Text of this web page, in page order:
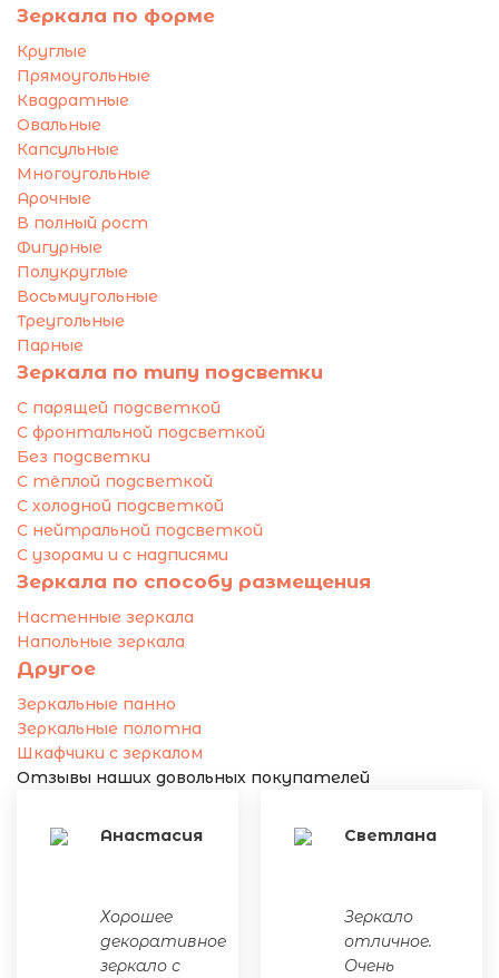
Зеркала по форме
Круглые
Прямоугольные
Квадратные
Овальные
Капсульные
Многоугольные
Арочные
В полный рост
Фигурные
Полукруглые
Восьмиугольные
Треугольные
Парные
Зеркала по типу подсветки
С парящей подсветкой
С фронтальной подсветкой
Без подсветки
С тёплой подсветкой
С холодной подсветкой
С нейтральной подсветкой
С узорами и с надписями
Зеркала по способу размещения
Настенные зеркала
Напольные зеркала
Другое
Зеркальные панно
Зеркальные полотна
Шкафчики с зеркалом
Отзывы наших довольных покупателей
Анастасия
Хорошее
декоративное
зеркало с
Светлана
Зеркало
отличное.
Очень